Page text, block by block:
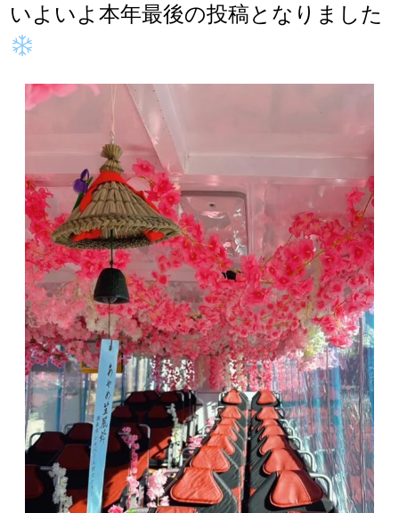
いよいよ本年最後の投稿となりました